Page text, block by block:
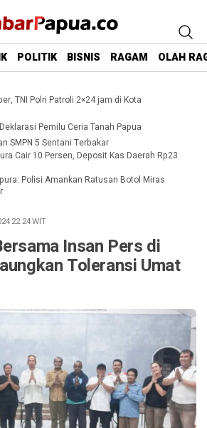
POLITIK BISNIS RAGAM OLAH
TNI Polri Patroli 2×24 jam di Kota
Pemilu Ceria Tanah Papua
SMPN 5 Sentani Terbakar
Cair 10 Persen, Deposit Kas Daerah Rp23
Polisi Amankan Ratusan Botol Miras
22:24WIT
Insan Pers di
Toleransi Umat